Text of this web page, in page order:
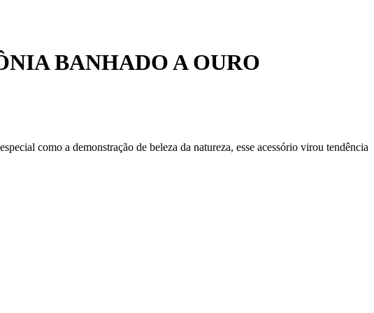
BANHADO A OURO
como a demonstração de beleza da natureza, esse acessório virou tendência